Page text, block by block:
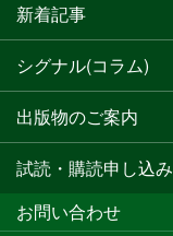
新着記事
シグナル(コラム)
出版物のご案内
試読・購読申し込み
お問い合わせ